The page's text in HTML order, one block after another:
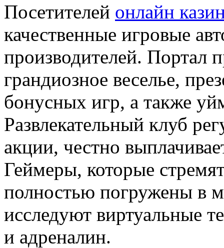
Посетителей онлайн
качественные игровые
производителей. Портал
грандиозное веселье,
бонусных игр, а также
Развлекательный клуб
акции, честно
Геймеры, которые
полностью погружены в
исследуют виртуальные
и адреналин.